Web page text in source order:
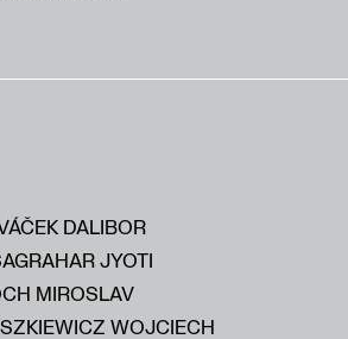
DALIBOR
JYOTI
MIROSLAV
WOJCIECH